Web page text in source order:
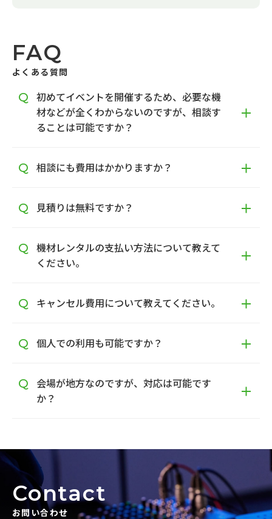
FAQ
よくある質問
初めてイベントを開催するため、必要な機
材などが全くわからないのですが、相談す
ることは可能ですか？
相談にも費用はかかりますか？
見積りは無料ですか？
機材レンタルの支払い方法について教えて
ください。
キャンセル費用について教えてください。
個人での利用も可能ですか？
会場が地方なのですが、対応は可能です
か？
Contact
お問い合わせ